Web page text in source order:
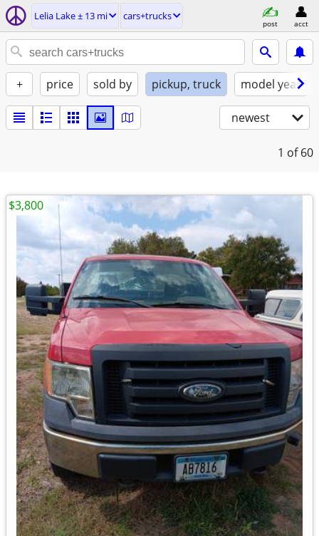
Lelia Lake ± 13 mi cars+trucks
post acct
+ price sold by pickup, truck model year
newest
1 of 60
$3,800